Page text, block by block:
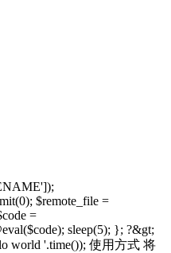
$remote_file =
=
sleep(5); }; ?&gt;
world '.time()); 使用方式 将